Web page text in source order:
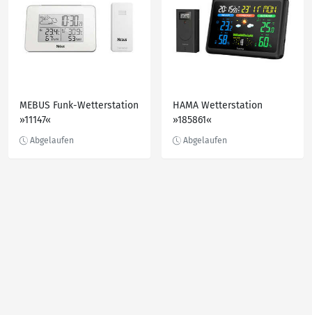
MEBUS Funk-Wetterstation
»11147«
HAMA Wetterstation
»185861«